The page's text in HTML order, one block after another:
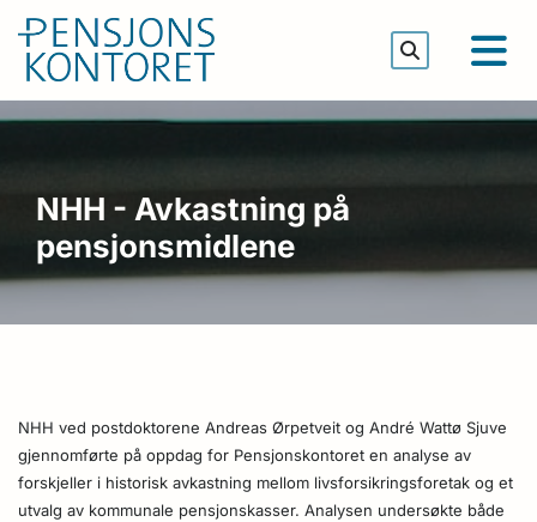
NHH - Avkastning på
pensjonsmidlene
NHH ved postdoktorene Andreas Ørpetveit og André Wattø Sjuve
gjennomførte på oppdag for Pensjonskontoret en analyse av
forskjeller i historisk avkastning mellom livsforsikringsforetak og et
utvalg av kommunale pensjonskasser. Analysen undersøkte både